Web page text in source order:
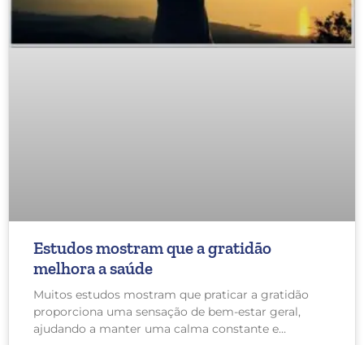
Estudos mostram que a gratidão
melhora a saúde
Muitos estudos mostram que praticar a gratidão
proporciona uma sensação de bem-estar geral,
ajudando a manter uma calma constante e